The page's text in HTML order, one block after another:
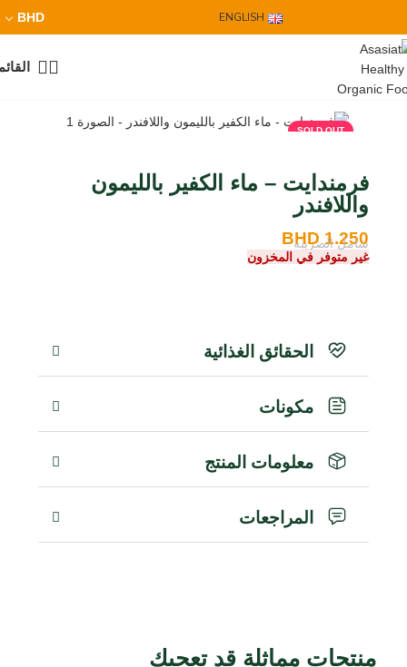
ENGLISH
BHD
SOLD OUT
فرمندايت – ماء الكفير بالليمون
واللافندر
1.250
BHD
شامل الضريبة
غير متوفر في المخزون
الحقائق الغذائية
مكونات
معلومات المنتج
المراجعات
منتجات مماثلة قد تعجبك